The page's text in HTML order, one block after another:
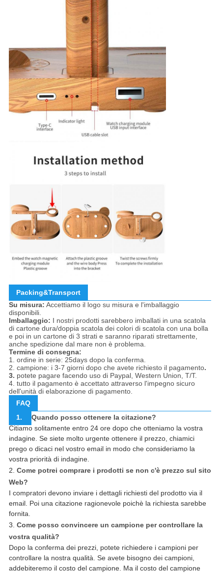
Packing&Transport
Su misura: Accettiamo il logo su misura e l'imballaggio
disponibili.
Imballaggio: I nostri prodotti sarebbero imballati in una scatola
di cartone dura/doppia scatola dei colori di scatola con una bolla
e poi in un cartone di 3 strati e saranno riparati strettamente,
anche spedizione dal mare non è problema.
Termine di consegna:
1. ordine in serie: 25days dopo la conferma.
2. campione: i 3-7 giorni dopo che avete richiesto il pagamento.
3. potete pagare facendo uso di Paypal, Western Union, T/T.
4. tutto il pagamento è accettato attraverso l'impegno sicuro
dell'unità di elaborazione di pagamento.
FAQ
1.
Quando posso ottenere la citazione?
Citiamo solitamente entro 24 ore dopo che otteniamo la vostra
indagine. Se siete molto urgente ottenere il prezzo, chiamici
prego o dicaci nel vostro email in modo che consideriamo la
vostra priorità di indagine.
2. Come potrei comprare i prodotti se non c'è prezzo sul sito
Web?
I compratori devono inviare i dettagli richiesti del prodotto via il
email. Poi una citazione ragionevole poichè la richiesta sarebbe
fornita.
3. Come posso convincere un campione per controllare la
vostra qualità?
Dopo la conferma dei prezzi, potete richiedere i campioni per
controllare la nostra qualità. Se avete bisogno dei campioni,
addebiteremo il costo del campione. Ma il costo del campione